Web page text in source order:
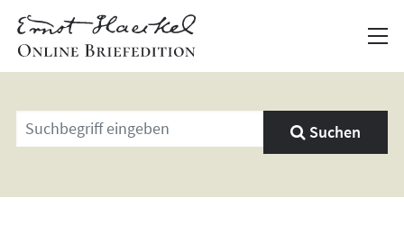
Geben
Sie
Suchbegriff
Suchen